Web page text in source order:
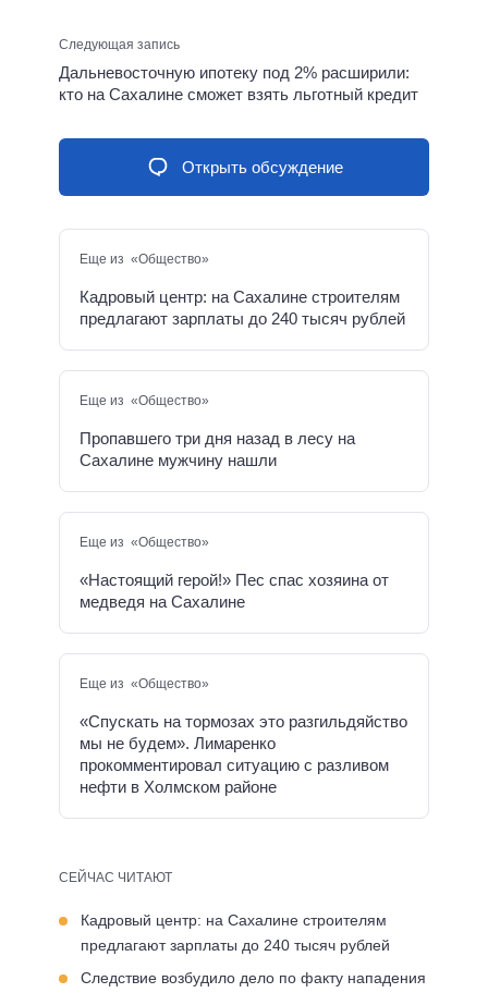
Следующая запись
Дальневосточную ипотеку под 2% расширили:
кто на Сахалине сможет взять льготный кредит
Открыть обсуждение
Еще из «Общество»
Кадровый центр: на Сахалине строителям
предлагают зарплаты до 240 тысяч рублей
Еще из «Общество»
Пропавшего три дня назад в лесу на
Сахалине мужчину нашли
Еще из «Общество»
«Настоящий герой!» Пес спас хозяина от
медведя на Сахалине
Еще из «Общество»
«Спускать на тормозах это разгильдяйство
мы не будем». Лимаренко
прокомментировал ситуацию с разливом
нефти в Холмском районе
СЕЙЧАС ЧИТАЮТ
Кадровый центр: на Сахалине строителям
предлагают зарплаты до 240 тысяч рублей
Следствие возбудило дело по факту нападения